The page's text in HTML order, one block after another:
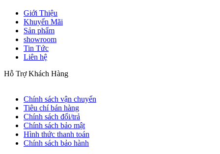
Giới Thiệu
Khuyến Mãi
Sản phẩm
showroom
Tin Tức
Liên hệ
Hỗ Trợ Khách Hàng
Chính sách vận chuyển
Tiêu chí bán hàng
Chính sách đổi/trả
Chính sách bảo mật
Hình thức thanh toán
Chính sách bảo hành